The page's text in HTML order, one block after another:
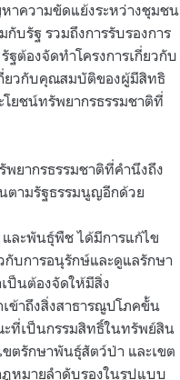
ความขัดแย้งระหว่างชุมชน
บรัฐ รวมถึงการรับรองการ
ต้องจัดทำโครงการเกี่ยวกับ
ยวกับคุณสมบัติของผู้มีสิทธิ
โยชน์ทรัพยากรธรรมชาติที่
ยากรธรรมชาติที่คำนึงถึง
ตามรัฐธรรมนูญอีกด้วย
ละพันธุ์พืช ได้มีการแก้ไข
กับการอนุรักษ์และดูแลรักษา
ป็นต้องจัดให้มีสิ่ง
ข้าถึงสิ่งสาธารณูปโภคขั้น
ที่เป็นกรรมสิทธิ์ในทรัพย์สิน
ตรักษาพันธุ์สัตว์ป่า และเขต
หมายลำดับรองในรูปแบบ